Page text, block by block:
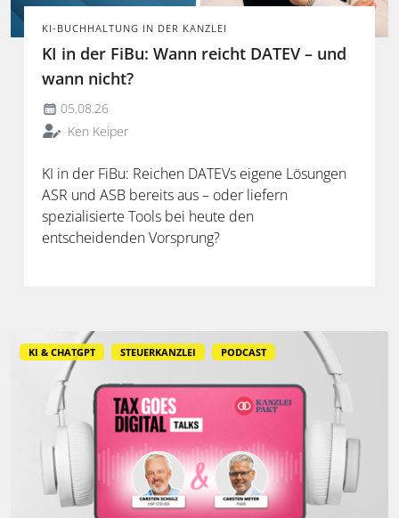
KI-BUCHHALTUNG IN DER KANZLEI
KI in der FiBu: Wann reicht DATEV – und
wann nicht?
05.08.26
Ken Keiper
KI in der FiBu: Reichen DATEVs eigene Lösungen
ASR und ASB bereits aus – oder liefern
spezialisierte Tools bei heute den
entscheidenden Vorsprung?
KI & CHATGPT STEUERKANZLEI PODCAST